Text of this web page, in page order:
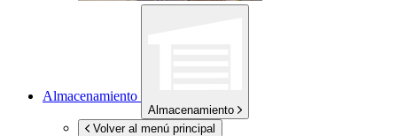
Almacenamiento
Almacenamiento
Volver al menú principal